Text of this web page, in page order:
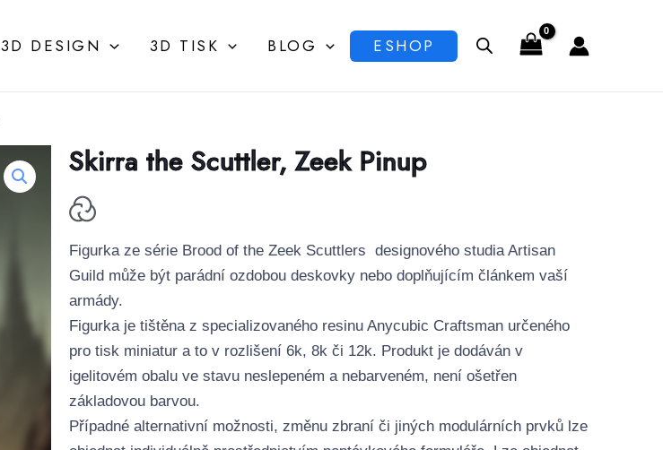
3D DESIGN 3D TISK BLOG ESHOP
Skirra the Scuttler, Zeek Pinup
Figurka ze série Brood of the Zeek Scuttlers designového studia Artisan
Guild může být parádní ozdobou deskovky nebo doplňujícím článkem vaší
armády.
Figurka je tištěna z specializovaného resinu Anycubic Craftsman určeného
pro tisk miniatur a to v rozlišení 6k, 8k či 12k. Produkt je dodáván v
igelitovém obalu ve stavu neslepeném a nebarveném, není ošetřen
základovou barvou.
Případné alternativní možnosti, změnu zbraní či jiných modulárních prvků lze